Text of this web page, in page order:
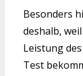
Besonders
deshalb,
Leistung
Test